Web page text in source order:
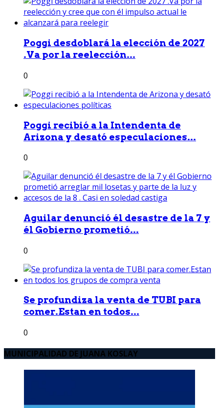
Poggi desdoblará la elección de 2027
.Va por la reelección...
0
Poggi recibió a la Intendenta de
Arizona y desató especulaciones...
0
Aguilar denunció él desastre de la 7 y
él Gobierno prometió...
0
Se profundiza la venta de TUBI para
comer.Estan en todos...
0
MUNICIPALIDAD DE JUANA KOSLAY